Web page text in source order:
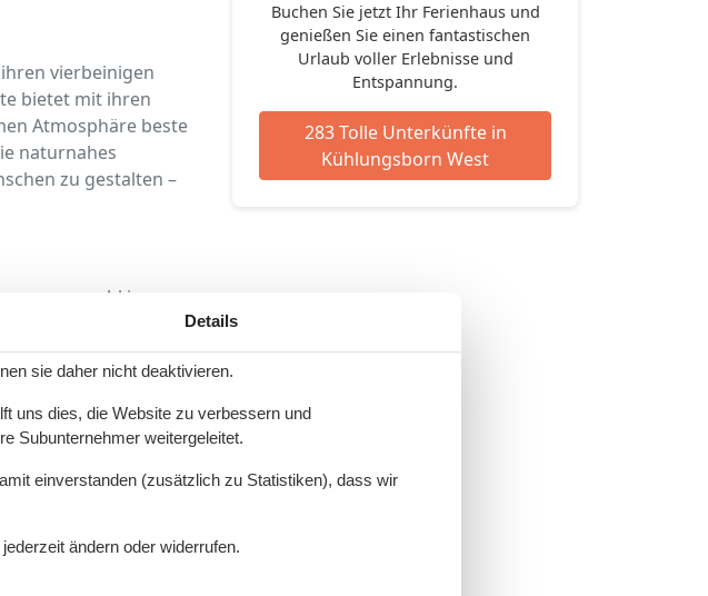
vierbeinigen
bietet mit ihren
Atmosphäre beste
naturnahes
zu gestalten –
– sowohl innen
Wohnbereich: Hier
Personen
stellen sogar
gelungenen
und den
befinden
toben darf. Auch
Buchen Sie jetzt Ihr Ferienhaus und
genießen Sie einen fantastischen
Urlaub voller Erlebnisse und
Entspannung.
283 Tolle Unterkünfte in
Kühlungsborn West
Details
sie daher nicht deaktivieren.
uns dies, die Website zu verbessern und
Subunternehmer weitergeleitet.
einverstanden (zusätzlich zu Statistiken), dass wir
ändern oder widerrufen.